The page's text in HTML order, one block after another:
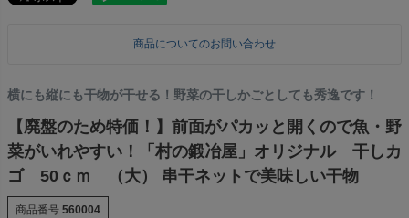
商品についてのお問い合わせ
横にも縦にも干物が干せる！野菜の干しかごとしても秀逸です！
【廃盤のため特価！】前面がパカッと開くので魚・野
菜がいれやすい！「村の鍛冶屋」オリジナル 干しカ
ゴ 50ｃｍ （大） 串干ネットで美味しい干物
商品番号 560004